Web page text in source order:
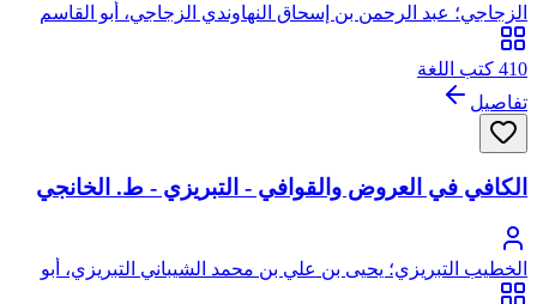
الزجاجي؛ عبد الرحمن بن إسحاق النهاوندي الزجاجي، أبو القاسم
410 كتب اللغة
تفاصيل
الكافي في العروض والقوافي - التبريزي - ط. الخانجي
الخطيب التبريزي؛ يحيى بن علي بن محمد الشيباني التبريزي، أبو
زكريا